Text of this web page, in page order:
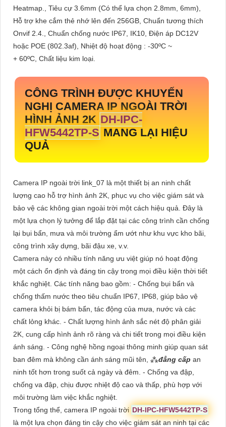
Heatmap., Tiêu cự 3.6mm (Có thể lựa chọn 2.8mm, 6mm),
Hỗ trợ khe cắm thẻ nhớ lên đến 256GB, Chuẩn tương thích
Onvif 2.4., Chuẩn chống nước IP67, IK10, Điện áp DC12V
hoặc POE (802.3af), Nhiệt độ hoạt động : -30ºC ~
+ 60ºC, Chất liệu kim loại.
CÔNG TRÌNH ĐƯỢC KHUYẾN
NGHỊ CAMERA IP NGOÀI TRỜI
HÌNH ẢNH 2K DH-IPC-
HFW5442TP-S MANG LẠI HIỆU
QUẢ
Camera IP ngoài trời link_07 là một thiết bị an ninh chất
lượng cao hỗ trợ hình ảnh 2K, phục vụ cho việc giám sát và
bảo vệ các không gian ngoài trời một cách hiệu quả. Đây là
một lựa chọn lý tưởng để lắp đặt tại các công trình cần chống
lại bụi bẩn, mưa và môi trường ẩm ướt như khu vực kho bãi,
công trình xây dựng, bãi đậu xe, v.v.
Camera này có nhiều tính năng ưu việt giúp nó hoạt động
một cách ổn định và đáng tin cậy trong mọi điều kiện thời tiết
khắc nghiệt. Các tính năng bao gồm: - Chống bụi bẩn và
chống thấm nước theo tiêu chuẩn IP67, IP68, giúp bảo vệ
camera khỏi bị bám bẩn, tác động của mưa, nước và các
chất lỏng khác. - Chất lượng hình ảnh sắc nét độ phân giải
2K, cung cấp hình ảnh rõ ràng và chi tiết trong mọi điều kiện
ánh sáng. - Công nghệ hồng ngoại thông minh giúp quan sát
ban đêm mà không cần ánh sáng mũi tên, ⁂đẳng cấp an
ninh tốt hơn trong suốt cả ngày và đêm. - Chống va đập,
chống va đập, chịu được nhiệt độ cao và thấp, phù hợp với
môi trường làm việc khắc nghiệt.
Trong tổng thể, camera IP ngoài trời DH-IPC-HFW5442TP-S
là một lựa chọn đáng tin cậy cho việc giám sát an ninh tại các